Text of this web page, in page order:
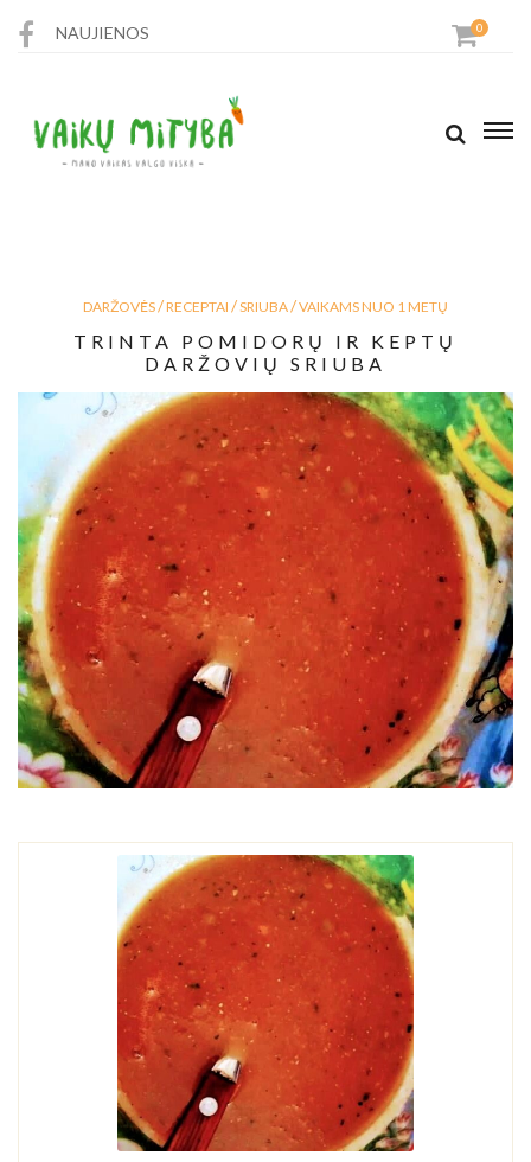
NAUJIENOS 0
DARŽOVĖS/RECEPTAI /SRIUBA/VAIKAMS NUO 1 METŲ
TRINTA POMIDORŲ IR KEPTŲ
DARŽOVIŲ SRIUBA